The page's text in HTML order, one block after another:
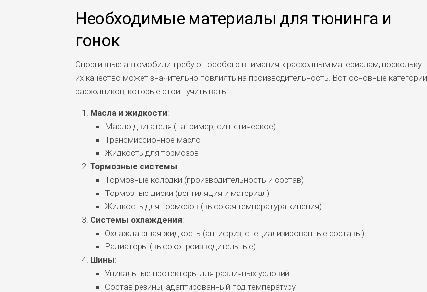
Необходимые материалы для тюнинга и
гонок
Спортивные автомобили требуют особого внимания к расходным материалам, поскольку
их качество может значительно повлиять на производительность. Вот основные категории
расходников, которые стоит учитывать:
Масла и жидкости:
Масло двигателя (например, синтетическое)
Трансмиссионное масло
Жидкость для тормозов
Тормозные системы:
Тормозные колодки (производительность и состав)
Тормозные диски (вентиляция и материал)
Жидкость для тормозов (высокая температура кипения)
Системы охлаждения:
Охлаждающая жидкость (антифриз, специализированные составы)
Радиаторы (высокопроизводительные)
Шины:
Уникальные протекторы для различных условий
Состав резины, адаптированный под температуру